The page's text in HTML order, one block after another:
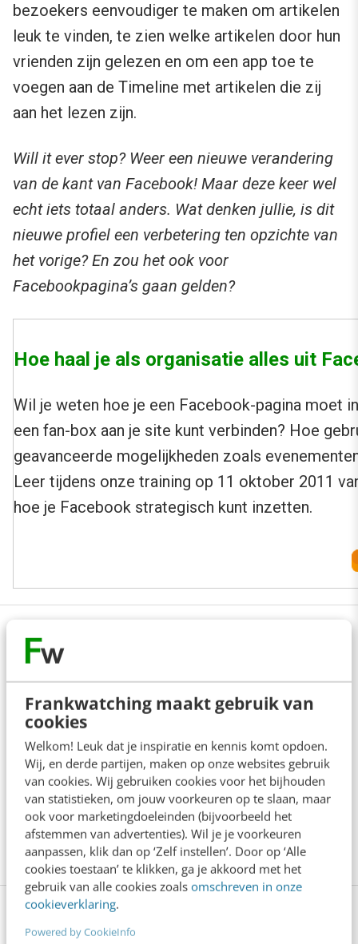
Frankwatching maakt gebruik van
cookies
Welkom! Leuk dat je inspiratie en kennis komt opdoen.
Wij, en derde partijen, maken op onze websites gebruik
van cookies. Wij gebruiken cookies voor het bijhouden
van statistieken, om jouw voorkeuren op te slaan, maar
ook voor marketingdoeleinden (bijvoorbeeld het
afstemmen van advertenties). Wil je je voorkeuren
aanpassen, klik dan op ‘Zelf instellen’. Door op ‘Alle
cookies toestaan’ te klikken, ga je akkoord met het
gebruik van alle cookies zoals omschreven in onze
cookieverklaring.
Powered by CookieInfo
bezoekers eenvoudiger te maken om artikelen
leuk te vinden, te zien welke artikelen door hun
vrienden zijn gelezen en om een app toe te
voegen aan de Timeline met artikelen die zij
aan het lezen zijn.
Will it ever stop? Weer een nieuwe verandering
van de kant van Facebook! Maar deze keer wel
echt iets totaal anders. Wat denken jullie, is dit
nieuwe profiel een verbetering ten opzichte van
het vorige? En zou het ook voor
Facebookpagina’s gaan gelden?
Hoe haal je als organisatie alles uit
Wil je weten hoe je een Facebook-pagina moet
een fan-box aan je site kunt verbinden? Hoe
geavanceerde mogelijkheden zoals
Leer tijdens onze training op 11 oktober 2011
hoe je Facebook strategisch kunt inzetten.
Neem je strategie onder de loep
Wil jij leren om nóg meer uit social media marketing
(en advertising) te halen? Dan is onze 6-daagse
opleiding Social media een aanrader. Leer alles over
de belangrijkste kanalen, ga aan de slag met het
herdefiniëren van KPI's en ga aan de slag met het
optimaliseren van je strategie. Benieuwd of het iets
voor je is?
Bekijk hier